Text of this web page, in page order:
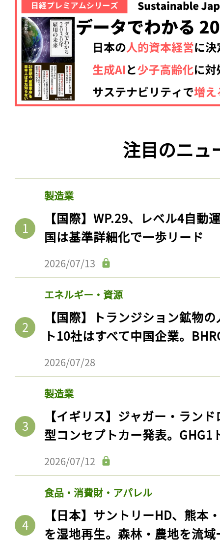
注目のニュ
製造業
【国際】WP.29、レベル4自動
国は基準詳細化で一歩リード
2026/07/13
エネルギー・資源
【国際】トランジション鉱物
ト10社はすべて中国企業。
2026/07/28
製造業
【イギリス】ジャガー・ラン
型コンセプトカー発表。GHG1
2026/07/12
食品・消費財・アパレル
【日本】サントリーHD、熊本
を湿地再生。森林・農地を流